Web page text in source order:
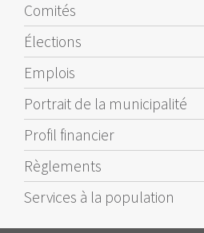
Comités
Élections
Emplois
Portrait de la municipalité
Profil financier
Règlements
Services à la population